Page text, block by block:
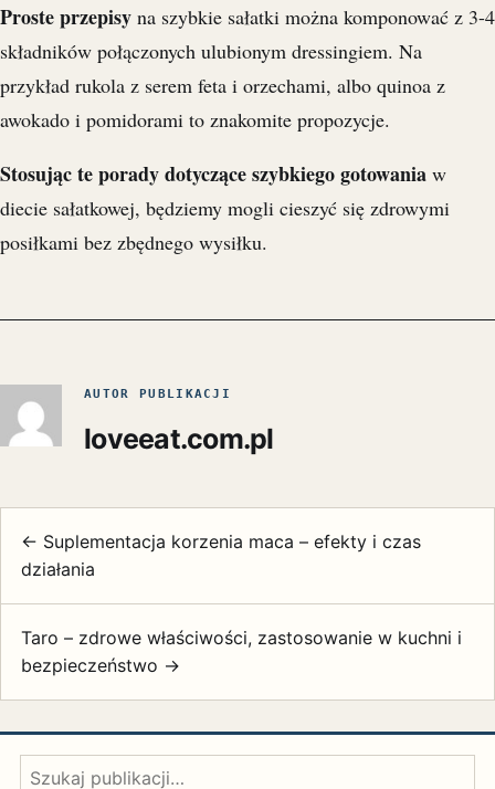
Proste przepisy na szybkie sałatki można komponować z 3-4
składników połączonych ulubionym dressingiem. Na
przykład rukola z serem feta i orzechami, albo quinoa z
awokado i pomidorami to znakomite propozycje.
Stosując te porady dotyczące szybkiego gotowania w
diecie sałatkowej, będziemy mogli cieszyć się zdrowymi
posiłkami bez zbędnego wysiłku.
AUTOR PUBLIKACJI
loveeat.com.pl
← Suplementacja korzenia maca – efekty i czas
działania
Taro – zdrowe właściwości, zastosowanie w kuchni i
bezpieczeństwo →
Szukaj: